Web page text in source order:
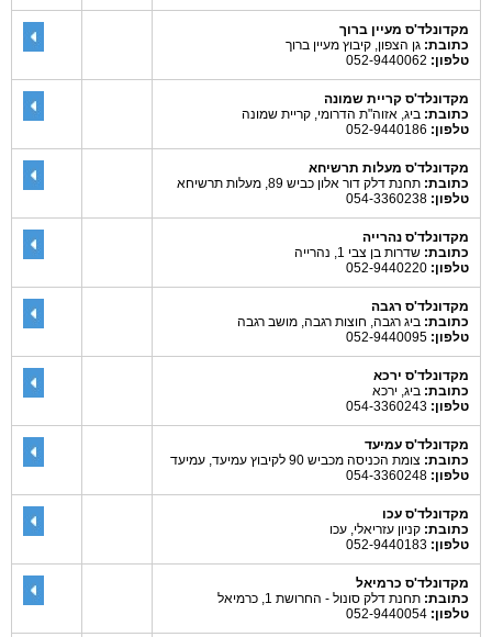
מקדונלד'ס מעיין ברוך
כתובת: גן הצפון, קיבוץ מעיין ברוך
טלפון:
מקדונלד'ס קריית שמונה
כתובת: ביג, אזוה"ת הדרומי, קריית שמונה
טלפון:
מקדונלד'ס מעלות תרשיחא
כתובת: תחנת דלק דור אלון כביש 89, מעלות תרשיחא
טלפון:
מקדונלד'ס נהרייה
כתובת: שדרות בן צבי 1, נהרייה
טלפון:
מקדונלד'ס רגבה
כתובת: ביג רגבה, חוצות רגבה, מושב רגבה
טלפון:
מקדונלד'ס ירכא
כתובת: ביג, ירכא
טלפון:
מקדונלד'ס עמיעד
כתובת: צומת הכניסה מכביש 90 לקיבוץ עמיעד, עמיעד
טלפון:
מקדונלד'ס עכו
כתובת: קניון עזריאלי, עכו
טלפון:
מקדונלד'ס כרמיאל
כתובת: תחנת דלק סונול - החרושת 1, כרמיאל
טלפון: